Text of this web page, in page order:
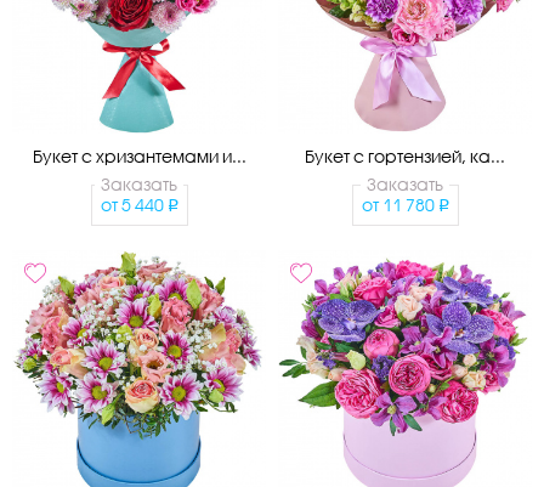
Букет с хризантемами и...
Заказать
от 5 440
Букет с гортензией, ка...
Заказать
от 11 780